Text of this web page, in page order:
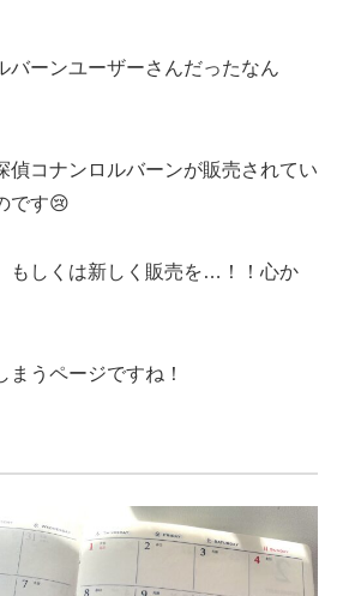
バーンユーザーさんだったなん
偵コナンロルバーンが販売されてい
です😢
もしくは新しく販売を…！！心か
うページですね！